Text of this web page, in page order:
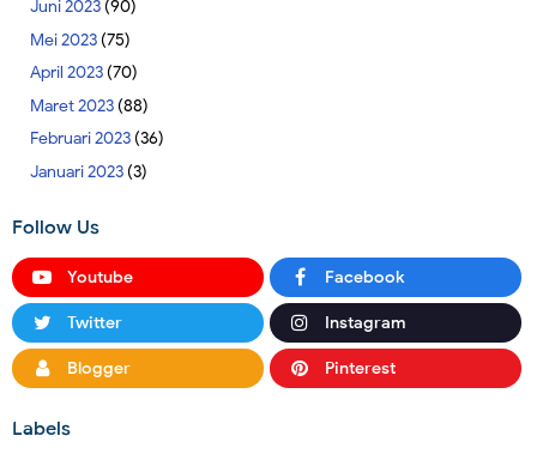
Juni 2023(90)
Mei 2023(75)
April 2023(70)
Maret 2023(88)
Februari 2023(36)
Januari 2023(3)
Follow Us
Youtube Facebook
Twitter Instagram
Blogger Pinterest
Labels